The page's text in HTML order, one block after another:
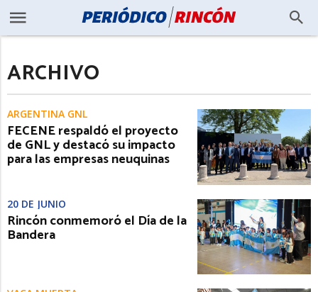
ARCHIVO
ARGENTINA GNL
FECENE respaldó el proyecto
de GNL y destacó su impacto
para las empresas neuquinas
20 DE JUNIO
Rincón conmemoró el Día de la
Bandera